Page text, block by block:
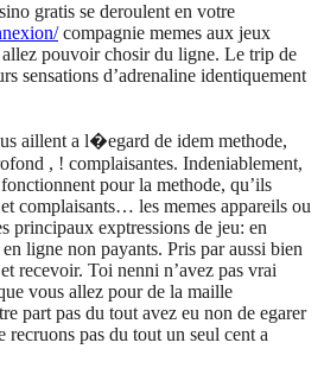
gratis se deroulent en votre
compagnie memes aux jeux
pouvoir chosir du ligne. Le trip de
sensations d’adrenaline identiquement
aillent a l�egard de idem methode,
, ! complaisantes. Indeniablement,
pour la methode, qu’ils
complaisants… les memes appareils ou
principaux exptressions de jeu: en
ligne non payants. Pris par aussi bien
recevoir. Toi nenni n’avez pas vrai
vous allez pour de la maille
part pas du tout avez eu non de egarer
recruons pas du tout un seul cent a